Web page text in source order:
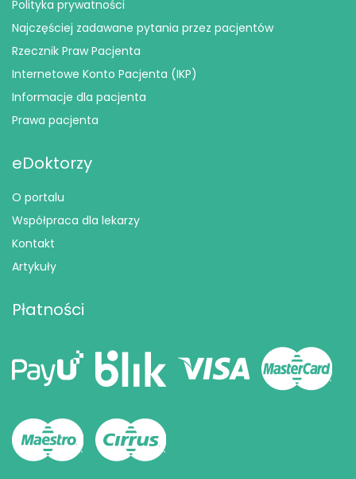
Polityka prywatności
Najczęściej zadawane pytania przez pacjentów
Rzecznik Praw Pacjenta
Internetowe Konto Pacjenta (IKP)
Informacje dla pacjenta
Prawa pacjenta
eDoktorzy
O portalu
Współpraca dla lekarzy
Kontakt
Artykuły
Płatności